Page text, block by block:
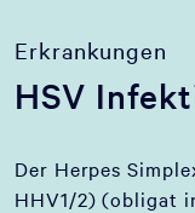
Erkrankungen
HSV
Der Herpes
HHV1/2) (obligat